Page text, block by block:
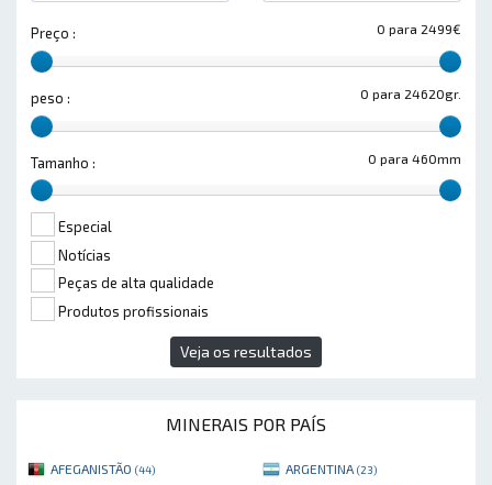
0 para 2499€
Preço :
0 para 24620gr.
peso :
0 para 460mm
Tamanho :
Especial
Notícias
Peças de alta qualidade
Produtos profissionais
Veja os resultados
MINERAIS POR PAÍS
AFEGANISTÃO (44) ARGENTINA (23)